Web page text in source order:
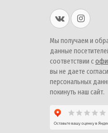
Мы получаем и
данные
соответствии с
вы не даете
персональных
покинуть наш сайт.